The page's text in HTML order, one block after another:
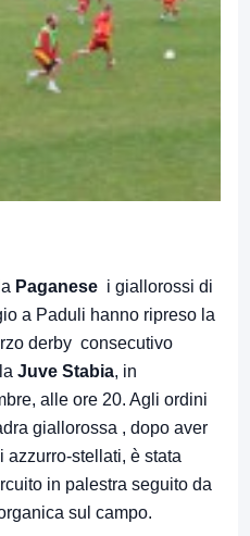
Paganese i giallorossi di
a Paduli hanno ripreso la
derby consecutivo
Juve Stabia, in
alle ore 20. Agli ordini
giallorossa , dopo aver
azzurro-stellati, è stata
in palestra seguito da
sul campo.